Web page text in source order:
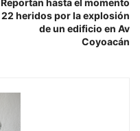
Reportan hasta el momento
22 heridos por la explosión
de un edificio en Av
Coyoacán